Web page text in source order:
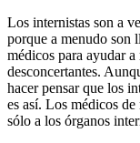
Los internistas son a
porque a menudo son
médicos para ayudar
desconcertantes.
hacer pensar que los
es así. Los médicos
sólo a los órganos